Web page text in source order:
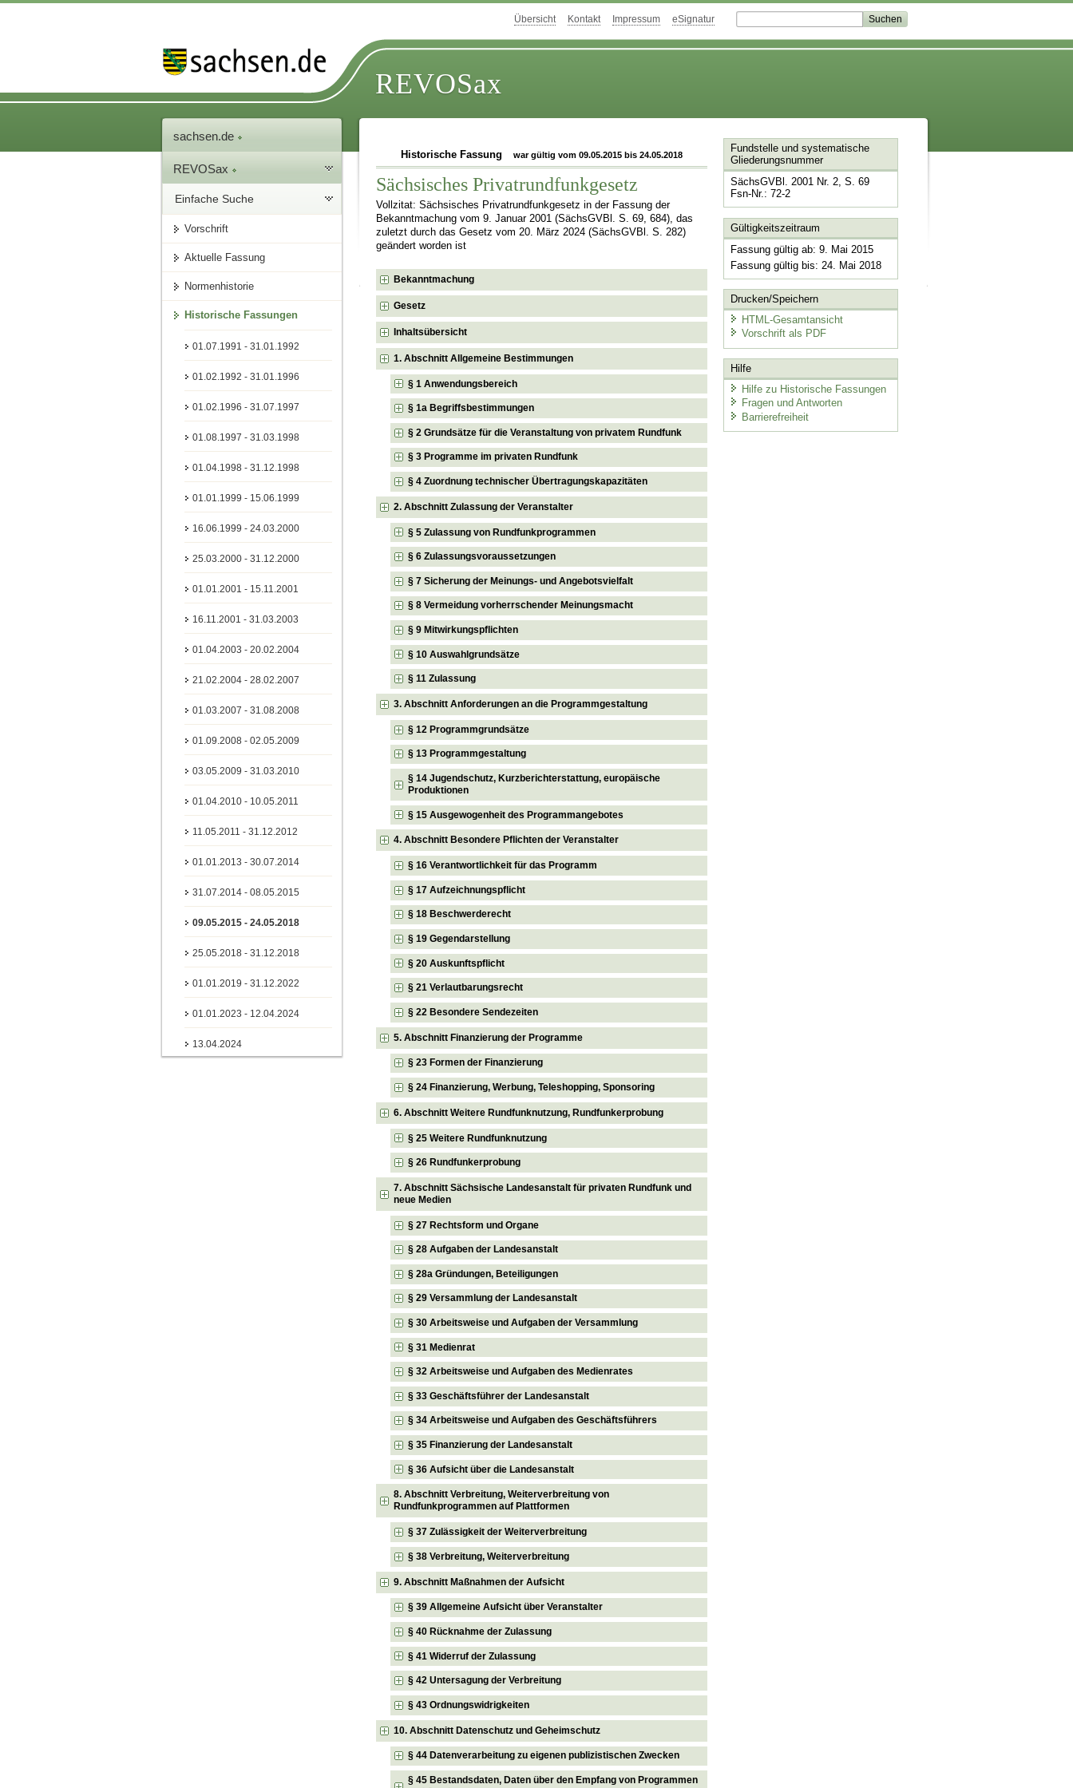
Übersicht Kontakt Impressum eSignatur
REVOSax
sachsen.de
REVOSax
Einfache Suche
Vorschrift
Aktuelle Fassung
Normenhistorie
Historische Fassungen
01.07.1991 - 31.01.1992
01.02.1992 - 31.01.1996
01.02.1996 - 31.07.1997
01.08.1997 - 31.03.1998
01.04.1998 - 31.12.1998
01.01.1999 - 15.06.1999
16.06.1999 - 24.03.2000
25.03.2000 - 31.12.2000
01.01.2001 - 15.11.2001
16.11.2001 - 31.03.2003
01.04.2003 - 20.02.2004
21.02.2004 - 28.02.2007
01.03.2007 - 31.08.2008
01.09.2008 - 02.05.2009
03.05.2009 - 31.03.2010
01.04.2010 - 10.05.2011
11.05.2011 - 31.12.2012
01.01.2013 - 30.07.2014
31.07.2014 - 08.05.2015
09.05.2015 - 24.05.2018
25.05.2018 - 31.12.2018
01.01.2019 - 31.12.2022
01.01.2023 - 12.04.2024
13.04.2024
Historische Fassung war gültig vom 09.05.2015 bis 24.05.2018
Sächsisches Privatrundfunkgesetz
Vollzitat: Sächsisches Privatrundfunkgesetz in der Fassung der
Bekanntmachung vom 9. Januar 2001 (SächsGVBl. S. 69, 684), das
zuletzt durch das Gesetz vom 20. März 2024 (SächsGVBl. S. 282)
geändert worden ist
Bekanntmachung
Gesetz
Inhaltsübersicht
1. Abschnitt Allgemeine Bestimmungen
§ 1 Anwendungsbereich
§ 1a Begriffsbestimmungen
§ 2 Grundsätze für die Veranstaltung von privatem Rundfunk
§ 3 Programme im privaten Rundfunk
§ 4 Zuordnung technischer Übertragungskapazitäten
2. Abschnitt Zulassung der Veranstalter
§ 5 Zulassung von Rundfunkprogrammen
§ 6 Zulassungsvoraussetzungen
§ 7 Sicherung der Meinungs- und Angebotsvielfalt
§ 8 Vermeidung vorherrschender Meinungsmacht
§ 9 Mitwirkungspflichten
§ 10 Auswahlgrundsätze
§ 11 Zulassung
3. Abschnitt Anforderungen an die Programmgestaltung
§ 12 Programmgrundsätze
§ 13 Programmgestaltung
§ 14 Jugendschutz, Kurzberichterstattung, europäische
Produktionen
§ 15 Ausgewogenheit des Programmangebotes
4. Abschnitt Besondere Pflichten der Veranstalter
§ 16 Verantwortlichkeit für das Programm
§ 17 Aufzeichnungspflicht
§ 18 Beschwerderecht
§ 19 Gegendarstellung
§ 20 Auskunftspflicht
§ 21 Verlautbarungsrecht
§ 22 Besondere Sendezeiten
5. Abschnitt Finanzierung der Programme
§ 23 Formen der Finanzierung
§ 24 Finanzierung, Werbung, Teleshopping, Sponsoring
6. Abschnitt Weitere Rundfunknutzung, Rundfunkerprobung
§ 25 Weitere Rundfunknutzung
§ 26 Rundfunkerprobung
7. Abschnitt Sächsische Landesanstalt für privaten Rundfunk und
neue Medien
§ 27 Rechtsform und Organe
§ 28 Aufgaben der Landesanstalt
§ 28a Gründungen, Beteiligungen
§ 29 Versammlung der Landesanstalt
§ 30 Arbeitsweise und Aufgaben der Versammlung
§ 31 Medienrat
§ 32 Arbeitsweise und Aufgaben des Medienrates
§ 33 Geschäftsführer der Landesanstalt
§ 34 Arbeitsweise und Aufgaben des Geschäftsführers
§ 35 Finanzierung der Landesanstalt
§ 36 Aufsicht über die Landesanstalt
8. Abschnitt Verbreitung, Weiterverbreitung von
Rundfunkprogrammen auf Plattformen
§ 37 Zulässigkeit der Weiterverbreitung
§ 38 Verbreitung, Weiterverbreitung
9. Abschnitt Maßnahmen der Aufsicht
§ 39 Allgemeine Aufsicht über Veranstalter
§ 40 Rücknahme der Zulassung
§ 41 Widerruf der Zulassung
§ 42 Untersagung der Verbreitung
§ 43 Ordnungswidrigkeiten
10. Abschnitt Datenschutz und Geheimschutz
§ 44 Datenverarbeitung zu eigenen publizistischen Zwecken
§ 45 Bestandsdaten, Daten über den Empfang von Programmen
Fundstelle und systematische
Gliederungsnummer
SächsGVBl. 2001 Nr. 2, S. 69
Fsn-Nr.: 72-2
Gültigkeitszeitraum
Fassung gültig ab: 9. Mai 2015
Fassung gültig bis: 24. Mai 2018
Drucken/Speichern
HTML-Gesamtansicht
Vorschrift als PDF
Hilfe
Hilfe zu Historische Fassungen
Fragen und Antworten
Barrierefreiheit